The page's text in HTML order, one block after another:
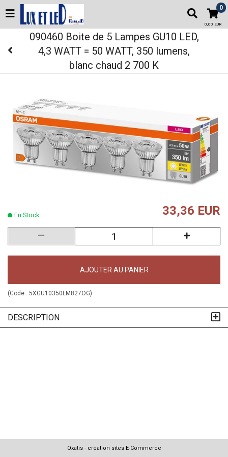
0
0,00 EUR
090460 Boite de 5 Lampes GU10 LED,
4,3 WATT = 50 WATT, 350 lumens,
blanc chaud 2 700 K
En Stock 33,36 EUR
AJOUTER AU PANIER
(Code : 5XGU10350LM827OG)
DESCRIPTION
Oxatis - création sites E-Commerce